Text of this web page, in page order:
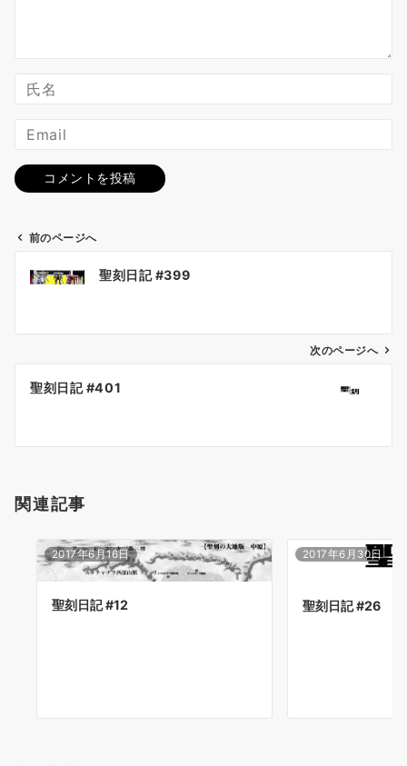
ン
前のページへ
聖刻日記 #399
次のページへ
聖刻日記 #401
関連記事
2017年6月16日
聖刻日記 #12
2017年6月30日
聖刻日記 #26